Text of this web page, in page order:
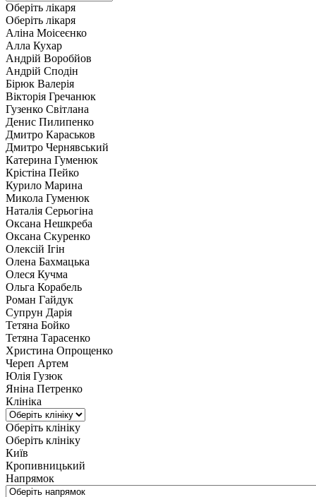
Оберіть лікаря
Оберіть лікаря
Аліна Моісеєнко
Алла Кухар
Андрій Воробйов
Андрій Сподін
Бірюк Валерія
Вікторія Гречанюк
Гузенко Світлана
Денис Пилипенко
Дмитро Караськов
Дмитро Чернявський
Катерина Гуменюк
Крістіна Пейко
Курило Марина
Микола Гуменюк
Наталія Серьогіна
Оксана Нешкреба
Оксана Скуренко
Олексій Ігін
Олена Бахмацька
Олеся Кучма
Ольга Корабель
Роман Гайдук
Супрун Дарія
Тетяна Бойко
Тетяна Тарасенко
Христина Опрощенко
Череп Артем
Юлія Гузюк
Яніна Петренко
Клініка
Оберіть клініку
Оберіть клініку
Київ
Кропивницький
Напрямок